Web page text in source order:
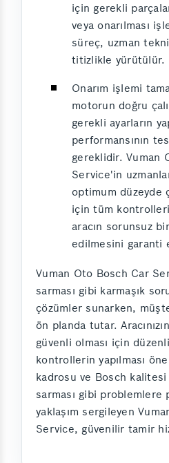
için gerekli
veya onarılması
süreç, uzman
titizlikle yürütülür.
Onarım işlemi
motorun doğru
gerekli ayarların
performansının
gereklidir. Vuman
Service'in
optimum düzeyde
için tüm
aracın sorunsuz
edilmesini garanti
Vuman Oto Bosch Car
sarması gibi karmaşık
çözümler sunarken,
ön planda tutar.
güvenli olması için
kontrollerin yapılması
kadrosu ve Bosch
sarması gibi problemlere
yaklaşım sergileyen
Service, güvenilir tamir